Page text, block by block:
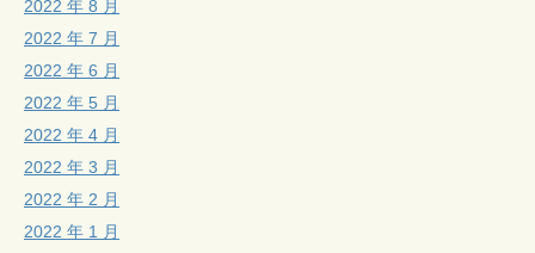
2022 年 8 月
2022 年 7 月
2022 年 6 月
2022 年 5 月
2022 年 4 月
2022 年 3 月
2022 年 2 月
2022 年 1 月